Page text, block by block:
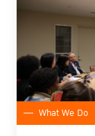
What We Do